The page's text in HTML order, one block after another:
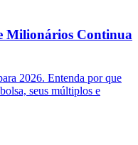
Milionários Continua
2026. Entenda por que
seus múltiplos e